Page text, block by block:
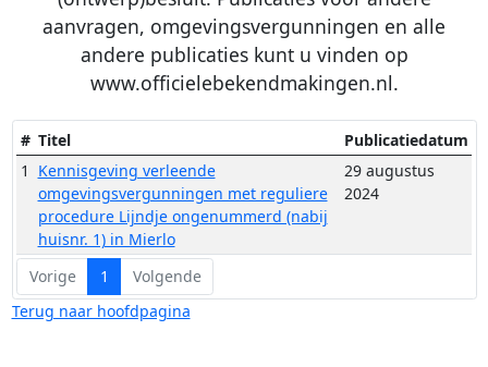
aanvragen, omgevingsvergunningen en alle
andere publicaties kunt u vinden op
www.officielebekendmakingen.nl.
# Titel
Publicatiedatum
1
Kennisgeving verleende
omgevingsvergunningen met reguliere
procedure Lijndje ongenummerd (nabij
huisnr. 1) in Mierlo
29 augustus
2024
Vorige 1
Volgende
Terug naar hoofdpagina